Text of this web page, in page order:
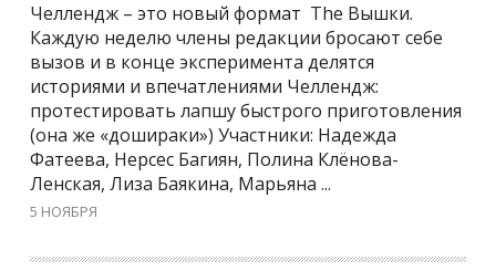
Челлендж – это новый формат The Вышки.
Каждую неделю члены редакции бросают себе
вызов и в конце эксперимента делятся
историями и впечатлениями Челлендж:
протестировать лапшу быстрого приготовления
(она же «дошираки») Участники: Надежда
Фатеева, Нерсес Багиян, Полина Клёнова-
Ленская, Лиза Баякина, Марьяна ...
5 НОЯБРЯ